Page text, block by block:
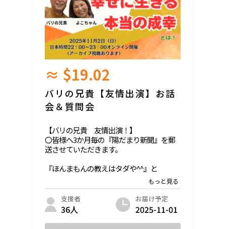
≈ $19.02
バリの兄貴【友情出演】お話
会＆質問会
【バリの兄貴 友情出演！】
〇皆様へ3か月毎の『陽だまり新聞』を郵
送させていただきます。
『ほんまもんの教えはタダや^^』と
兄貴の元にご相談を持って来られる方々か
ら
お金を取られたことは一切無い兄貴ですが
今回も、未来の子供達のためなら！と
『友情出演』として『全額寄付』での開催
支援者
36人
お届け予定
2025-11-01